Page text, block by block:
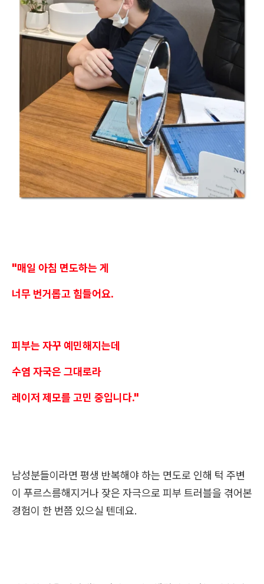
"매일 아침 면도하는 게
너무 번거롭고 힘들어요.
피부는 자꾸 예민해지는데
수염 자국은 그대로라
레이저 제모를 고민 중입니다."
남성분들이라면 평생 반복해야 하는 면도로 인해 턱 주변
이 푸르스름해지거나 잦은 자극으로 피부 트러블을 겪어본
경험이 한 번쯤 있으실 텐데요.